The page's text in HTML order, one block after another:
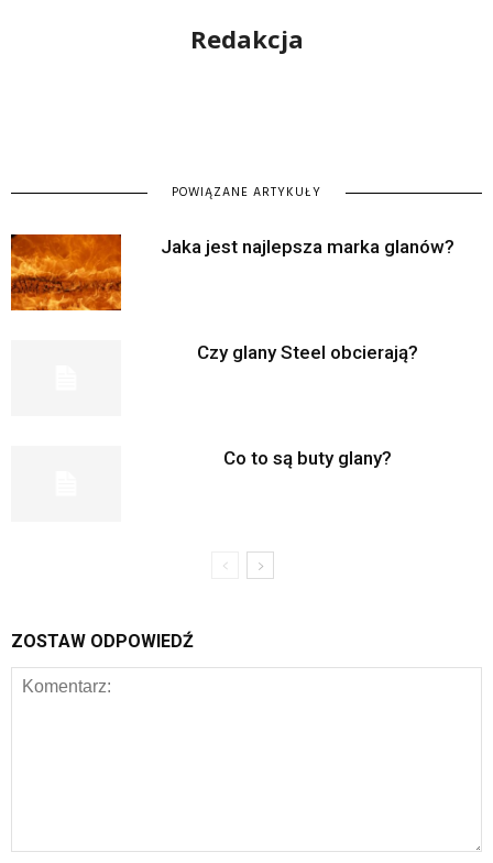
Redakcja
POWIĄZANE ARTYKUŁY
Jaka jest najlepsza marka glanów?
Czy glany Steel obcierają?
Co to są buty glany?
ZOSTAW ODPOWIEDŹ